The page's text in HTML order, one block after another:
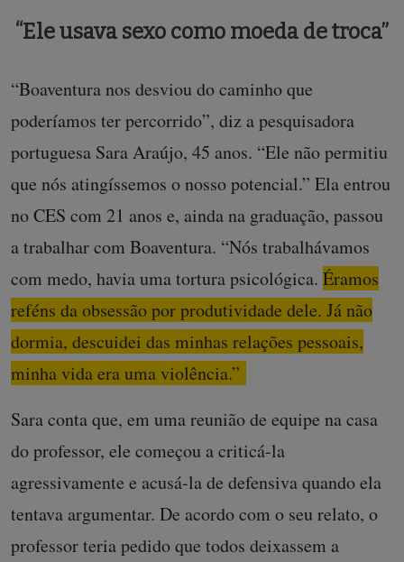
“Ele usava sexo como moeda de troca”
“Boaventura nos desviou do caminho que
poderíamos ter percorrido”, diz a pesquisadora
portuguesa Sara Araújo, 45 anos. “Ele não permitiu
que nós atingíssemos o nosso potencial.” Ela entrou
no CES com 21 anos e, ainda na graduação, passou
a trabalhar com Boaventura. “Nós trabalhávamos
com medo, havia uma tortura psicológica. Éramos
reféns da obsessão por produtividade dele. Já não
dormia, descuidei das minhas relações pessoais,
minha vida era uma violência.”
Sara conta que, em uma reunião de equipe na casa
do professor, ele começou a criticá-la
agressivamente e acusá-la de defensiva quando ela
tentava argumentar. De acordo com o seu relato, o
professor teria pedido que todos deixassem a